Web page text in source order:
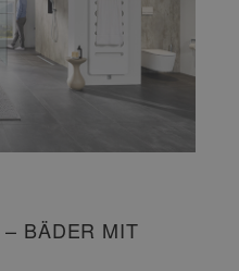
BÄDER MIT